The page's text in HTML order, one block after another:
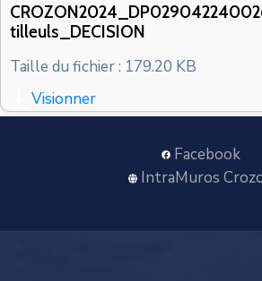
CONTACT
tilleuls_DECISION
Taille du fichier : 179.20 KB
Visionner
Facebook
IntraMuros